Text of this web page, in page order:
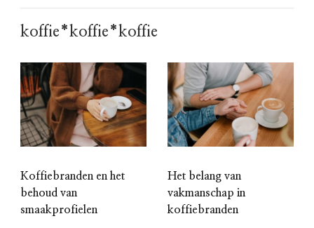
koffie*koffie*koffie
Koffiebranden en het
behoud van
smaakprofielen
Het belang van
vakmanschap in
koffiebranden